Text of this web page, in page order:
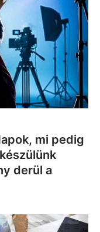
mi pedig
derül a